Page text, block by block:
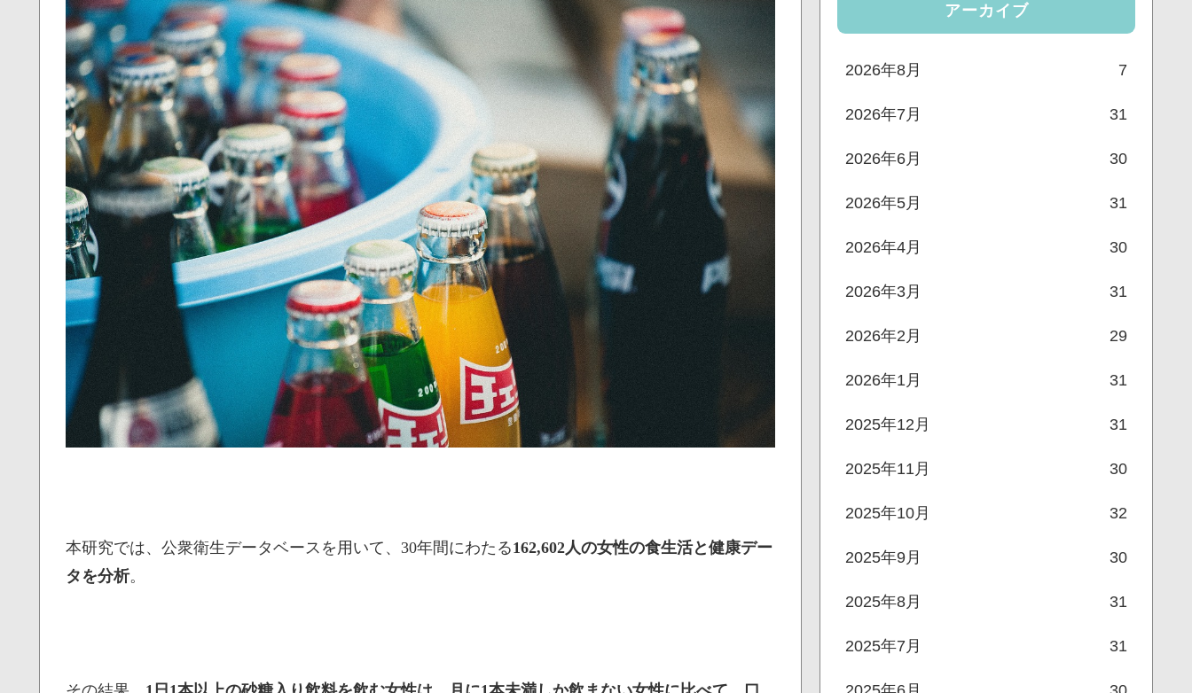
本研究では、公衆衛生データベースを用いて、30年間にわたる162,602人の女性の食生活と健康デー
タを分析。
アーカイブ
2026年8月 7
2026年7月 31
2026年6月 30
2026年5月 31
2026年4月 30
2026年3月 31
2026年2月 29
2026年1月 31
2025年12月 31
2025年11月 30
2025年10月 32
2025年9月 30
2025年8月 31
2025年7月 31